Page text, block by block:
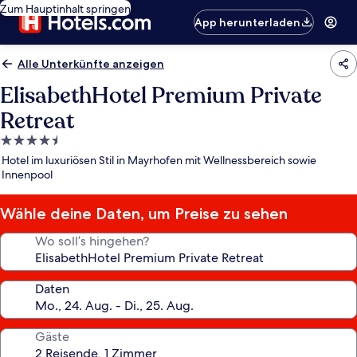
Zum Hauptinhalt springen
App herunterladen
Alle Unterkünfte anzeigen
ElisabethHotel Premium Private
Retreat
4.5-
Sterne-
Unterkunft
Hotel im luxuriösen Stil in Mayrhofen mit Wellnessbereich sowie
Innenpool
Wähle deine Daten, um Preise zu sehen
Wo soll’s hingehen?
Daten
Gäste